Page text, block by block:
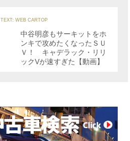
TEXT: WEB CARTOP
中谷明彦もサーキットをホ
ンキで攻めたくなったＳＵ
Ｖ！ キャデラック・リリ
ックVが速すぎた【動画】